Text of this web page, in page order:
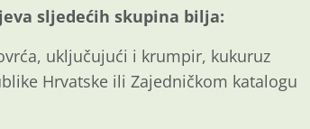
sljedećih skupina bilja:
uključujući i krumpir, kukuruz
Hrvatske ili Zajedničkom katalogu